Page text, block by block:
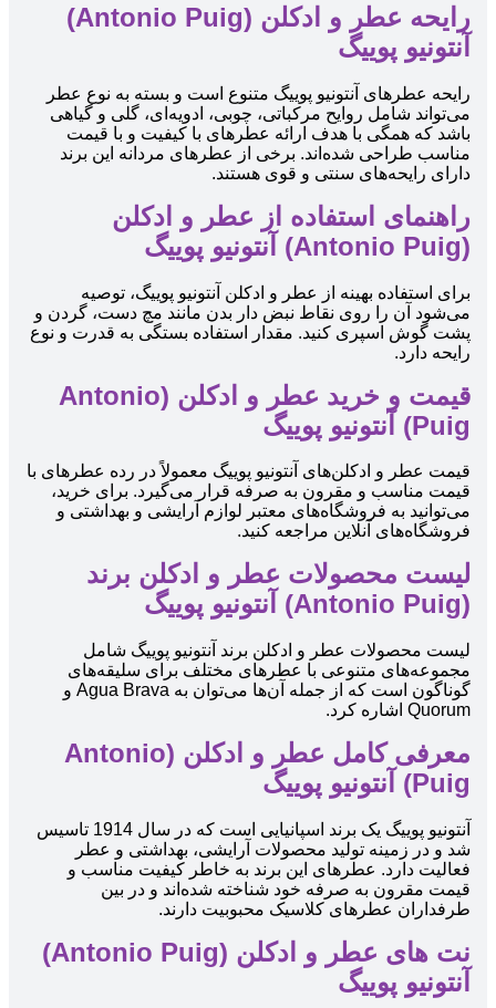
رایحه عطر و ادکلن (Antonio Puig)
آنتونیو پوییگ
رایحه عطرهای آنتونیو پوییگ متنوع است و بسته به نوع عطر
می‌تواند شامل روایح مرکباتی، چوبی، ادویه‌ای، گلی و گیاهی
باشد که همگی با هدف ارائه عطرهای با کیفیت و با قیمت
مناسب طراحی شده‌اند. برخی از عطرهای مردانه این برند
دارای رایحه‌های سنتی و قوی هستند.
راهنمای استفاده از عطر و ادکلن
(Antonio Puig) آنتونیو پوییگ
برای استفاده بهینه از عطر و ادکلن آنتونیو پوییگ، توصیه
می‌شود آن را روی نقاط نبض دار بدن مانند مچ دست، گردن و
پشت گوش اسپری کنید. مقدار استفاده بستگی به قدرت و نوع
رایحه دارد.
قیمت و خرید عطر و ادکلن (Antonio
Puig) آنتونیو پوییگ
قیمت عطر و ادکلن‌های آنتونیو پوییگ معمولاً در رده عطرهای با
قیمت مناسب و مقرون به صرفه قرار می‌گیرد. برای خرید،
می‌توانید به فروشگاه‌های معتبر لوازم آرایشی و بهداشتی و
فروشگاه‌های آنلاین مراجعه کنید.
لیست محصولات عطر و ادکلن برند
(Antonio Puig) آنتونیو پوییگ
لیست محصولات عطر و ادکلن برند آنتونیو پوییگ شامل
مجموعه‌های متنوعی با عطرهای مختلف برای سلیقه‌های
گوناگون است که از جمله آن‌ها می‌توان به Agua Brava و
Quorum اشاره کرد.
معرفی کامل عطر و ادکلن (Antonio
Puig) آنتونیو پوییگ
آنتونیو پوییگ یک برند اسپانیایی است که در سال 1914 تاسیس
شد و در زمینه تولید محصولات آرایشی، بهداشتی و عطر
فعالیت دارد. عطرهای این برند به خاطر کیفیت مناسب و
قیمت مقرون به صرفه خود شناخته شده‌اند و در بین
طرفداران عطرهای کلاسیک محبوبیت دارند.
نت های عطر و ادکلن (Antonio Puig)
آنتونیو پوییگ